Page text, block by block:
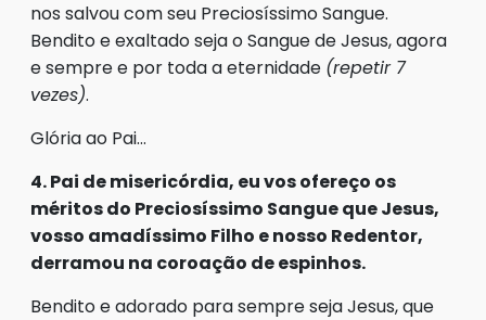
nos salvou com seu Preciosíssimo Sangue.
Bendito e exaltado seja o Sangue de Jesus, agora
e sempre e por toda a eternidade (repetir 7
vezes).
Glória ao Pai…
4. Pai de misericórdia, eu vos ofereço os
méritos do Preciosíssimo Sangue que Jesus,
vosso amadíssimo Filho e nosso Redentor,
derramou na coroação de espinhos.
Bendito e adorado para sempre seja Jesus, que